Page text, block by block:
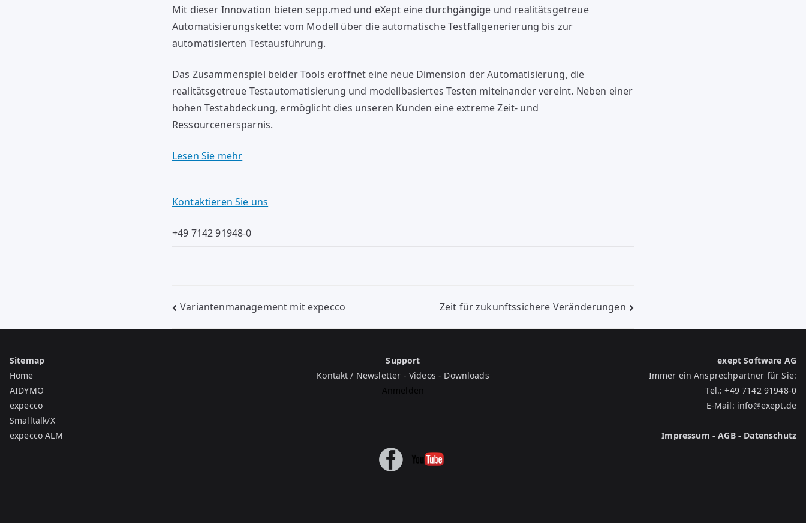
Mit dieser Innovation bieten sepp.med und eXept eine durchgängige und realitätsgetreue
Automatisierungskette: vom Modell über die automatische Testfallgenerierung bis zur
automatisierten Testausführung.
Das Zusammenspiel beider Tools eröffnet eine neue Dimension der Automatisierung, die
realitätsgetreue Testautomatisierung und modellbasiertes Testen miteinander vereint. Neben einer
hohen Testabdeckung, ermöglicht dies unseren Kunden eine extreme Zeit- und
Ressourcenersparnis.
Lesen Sie mehr
Kontaktieren Sie uns
+49 7142 91948-0
Beitragsnavigation
Variantenmanagement mit expecco Zeit für zukunftssichere Veränderungen
Sitemap
Home
AIDYMO
expecco
Smalltalk/X
expecco ALM
Support
Kontakt / Newsletter - Videos - Downloads
Anmelden
exept Software AG
Immer ein Ansprechpartner für Sie:
Tel.:+49 7142 91948-0
E-Mail: info@exept.de
Impressum -AGB- Datenschutz